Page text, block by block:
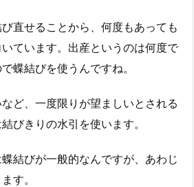
直せることから、何度もあっても
ています。出産というのは何度で
蝶結びを使うんですね。
ど、一度限りが望ましいとされる
びきりの水引を使います。
結びが一般的なんですが、あわじ
す。